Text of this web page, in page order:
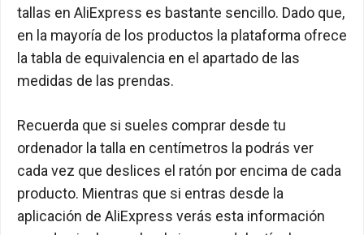
tallas en AliExpress es bastante sencillo. Dado que,
en la mayoría de los productos la plataforma ofrece
la tabla de equivalencia en el apartado de las
medidas de las prendas.
Recuerda que si sueles comprar desde tu
ordenador la talla en centímetros la podrás ver
cada vez que deslices el ratón por encima de cada
producto. Mientras que si entras desde la
aplicación de AliExpress verás esta información